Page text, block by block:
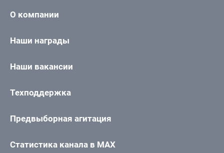
О компании
Наши награды
Наши вакансии
Техподдержка
Предвыборная агитация
Статистика канала в MAX